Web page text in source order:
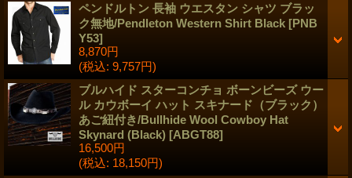
ペンドルトン 長袖 ウエスタン シャツ ブラッ
ク無地/Pendleton Western Shirt Black [PNB
Y53]
8,870円
(税込: 9,757円)
ブルハイド スターコンチョ ボーンビーズ ウー
ル カウボーイ ハット スキナード（ブラック）
あご紐付き/Bullhide Wool Cowboy Hat
Skynard (Black) [ABGT88]
16,500円
(税込: 18,150円)